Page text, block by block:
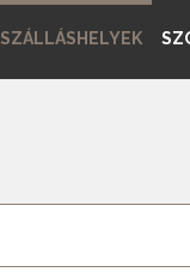
SZÁLLÁSHELYEK